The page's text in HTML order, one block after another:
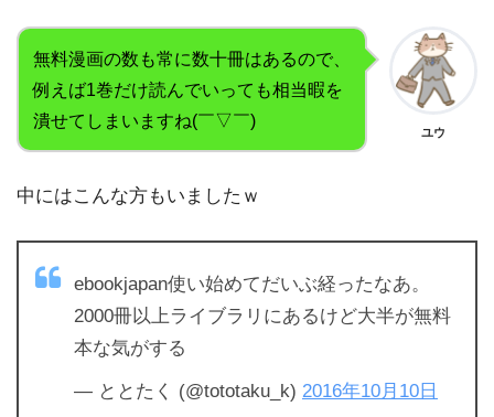
無料漫画の数も常に数十冊はあるので、
例えば1巻だけ読んでいっても相当暇を
潰せてしまいますね(￣▽￣)
ユウ
中にはこんな方もいましたｗ
ebookjapan使い始めてだいぶ経ったなあ。
2000冊以上ライブラリにあるけど大半が無料
本な気がする
— ととたく (@tototaku_k) 2016年10月10日